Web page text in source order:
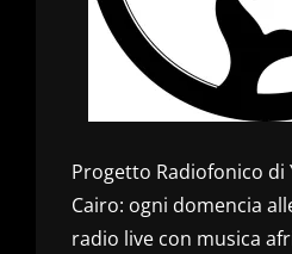
Progetto Radiofonico di
Cairo: ogni domencia
radio live con musica